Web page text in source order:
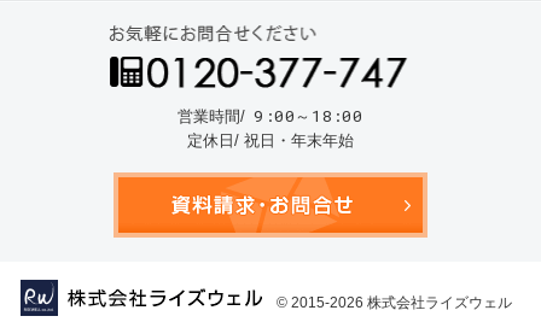
営業時間/ 9:00～18:00
定休日/ 祝日・年末年始
© 2015-2026 株式会社ライズウェル